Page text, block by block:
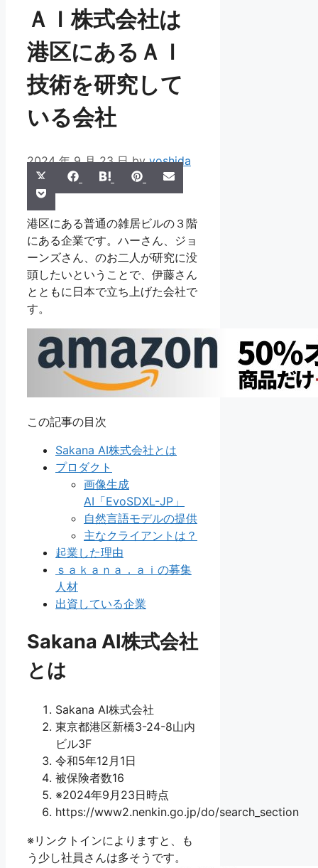
ＡＩ株式会社は
港区にあるＡＩ
技術を研究して
いる会社
2024 年 9 月 23 日 byyoshida
Share
on
(Twitter)
Share
on
Facebook
Share
on
Hatena Share
on
PinterestShare
on
Share
on
Pocket
港区にある普通の雑居ビルの３階
にある企業です。ハーさん、ジョ
ーンズさん、のお二人が研究に没
頭したいということで、伊藤さん
とともに日本で立ち上げた会社で
す。
この記事の目次
Sakana AI株式会社とは
プロダクト
画像生成
AI「EvoSDXL-JP」
自然言語モデルの提供
主なクライアントは？
起業した理由
ｓａｋａｎａ．ａｉの募集
人材
出資している企業
Sakana AI株式会社
とは
Sakana AI株式会社
東京都港区新橋3-24-8山内
ビル3F
令和5年12月1日
被保険者数16
※2024年9月23日時点
https://www2.nenkin.go.jp/do/search_section
※リンクトインによりますと、も
う少し社員さんは多そうです。